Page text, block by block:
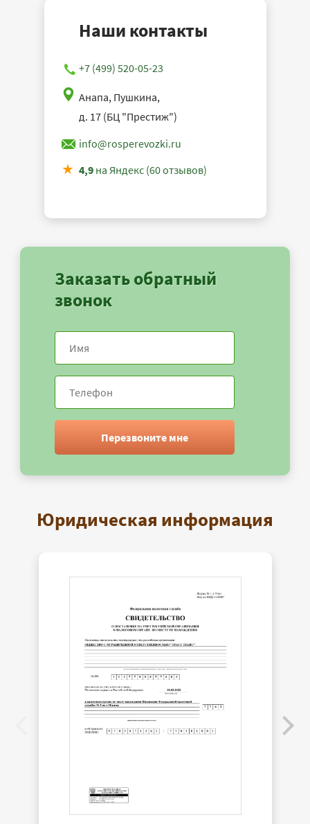
Наши контакты
+7 (499) 520-05-23
Анапа, Пушкина,
д. 17 (БЦ "Престиж")
info@rosperevozki.ru
4,9на Яндекс (60 отзывов)
Заказать обратный
звонок
Перезвоните мне
Юридическая информация